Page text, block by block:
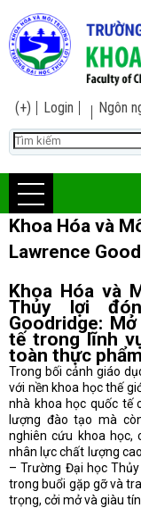
(+) Login Ngôn
Khoa Hóa và
Lawrence
Khoa Hóa và
Thủy lợi
Goodridge:
tế trong lĩnh
toàn thực phẩm
Trong bối cảnh giáo
với nền khoa học thế
nhà khoa học quốc tế
lượng đào tạo mà
nghiên cứu khoa học,
nhân lực chất lượng
– Trường Đại học
trong buổi gặp gỡ và
trọng, cởi mở và giàu